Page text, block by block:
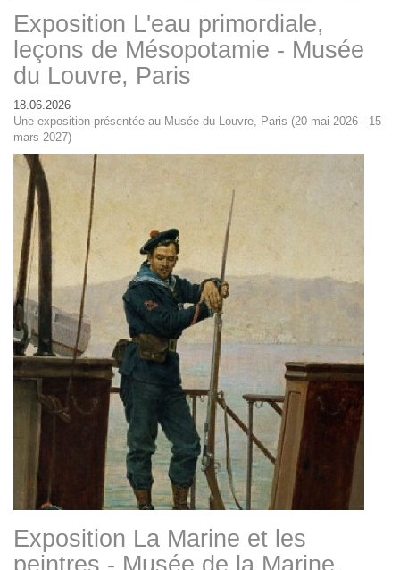
Exposition L'eau primordiale,
leçons de Mésopotamie - Musée
du Louvre, Paris
18.06.2026
Une exposition présentée au Musée du Louvre, Paris (20 mai 2026 - 15
mars 2027)
Exposition La Marine et les
peintres - Musée de la Marine,